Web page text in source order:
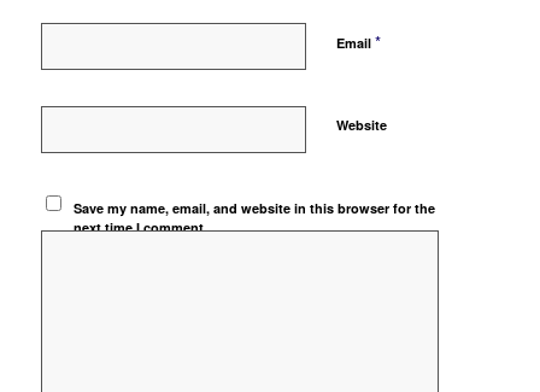
Email *
Website
Save my name, email, and website in this browser for the
next time I comment.